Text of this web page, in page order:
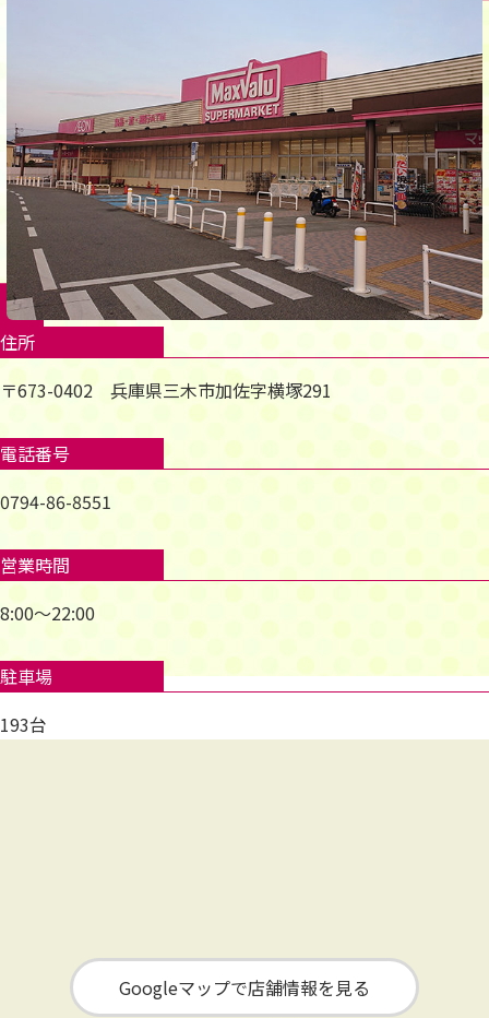
住所
〒673-0402 兵庫県三木市加佐字横塚291
電話番号
0794-86-8551
営業時間
8:00～22:00
駐車場
193台
Googleマップで店舗情報を見る